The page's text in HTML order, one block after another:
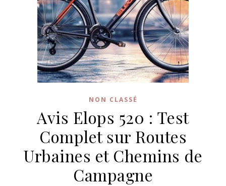
NON CLASSÉ
Avis Elops 520 : Test
Complet sur Routes
Urbaines et Chemins de
Campagne